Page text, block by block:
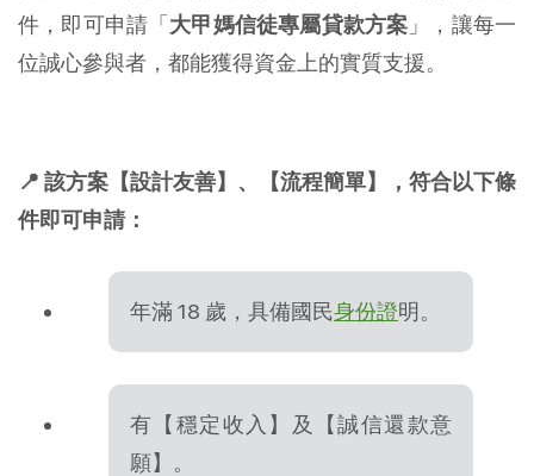
件，即可申請「大甲媽信徒專屬貸款方案 」，讓每一
位誠心參與者，都能獲得資金上的實質支援。
📍 該方案【設計友善】、【流程簡單】，符合以下條
件即可申請：
年滿 18 歲，具備國民身份證明。
有【穩定收入】及【誠信還款意
願】。